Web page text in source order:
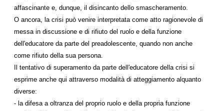
affascinante e, dunque, il disincanto dello smascheramento.
O ancora, la crisi può venire interpretata come atto ragionevole di
messa in discussione e di rifiuto del ruolo e della funzione
dell'educatore da parte del preadolescente, quando non anche
come rifiuto della sua persona.
Il tentativo di superamento da parte dell'educatore della crisi si
esprime anche qui attraverso modalità di atteggiamento alquanto
diverse:
- la difesa a oltranza del proprio ruolo e della propria funzione